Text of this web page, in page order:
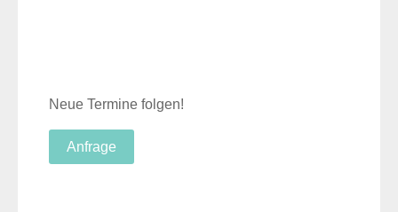
Neue Termine folgen!
Anfrage